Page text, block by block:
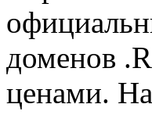
доменов
ценами.